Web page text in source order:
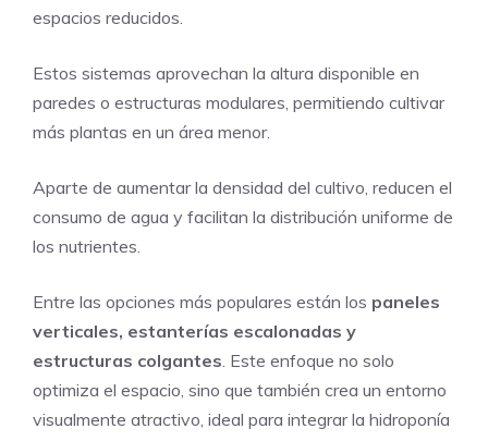
espacios reducidos.
Estos sistemas aprovechan la altura disponible en
paredes o estructuras modulares, permitiendo cultivar
más plantas en un área menor.
Aparte de aumentar la densidad del cultivo, reducen el
consumo de agua y facilitan la distribución uniforme de
los nutrientes.
Entre las opciones más populares están los paneles
verticales, estanterías escalonadas y
estructuras colgantes . Este enfoque no solo
optimiza el espacio, sino que también crea un entorno
visualmente atractivo, ideal para integrar la hidroponía